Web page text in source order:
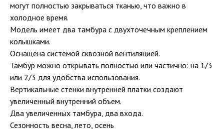
могут полностью закрываться тканью, что важно в
холодное время.
Модель имеет два тамбура с двухточечным креплением
колышками.
Оснащена системой сквозной вентиляцией.
Тамбур можно открывать полностью или частично: на 1/3
или 2/3 для удобства использования.
Вертикальные стенки внутренней платки создают
увеличенный внутренний объем.
Два увеличенных тамбура, два входа.
Сезонность весна, лето, осень